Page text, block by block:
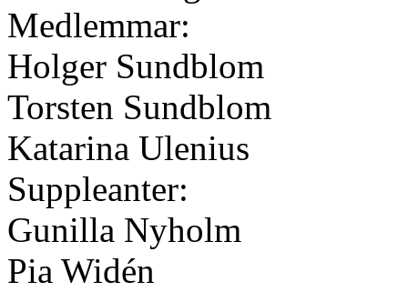
Medlemmar:
Holger Sundblom
Torsten Sundblom
Katarina Ulenius
Suppleanter:
Gunilla Nyholm
Pia Widén